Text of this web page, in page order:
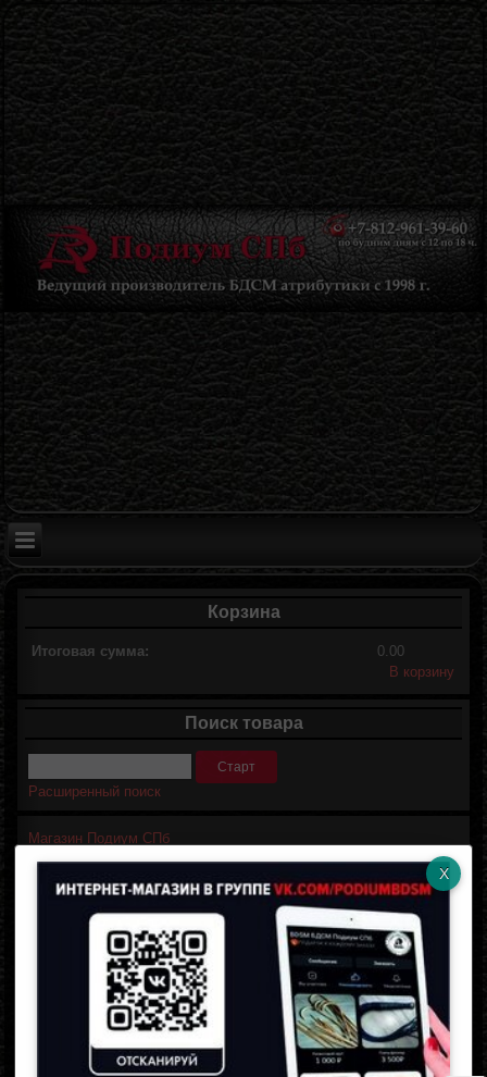
Корзина
Итоговая сумма:
0.00
В корзину
Поиск товара
Расширенный поиск
Магазин Подиум СПб
Личный кабинет
Запомнить меня